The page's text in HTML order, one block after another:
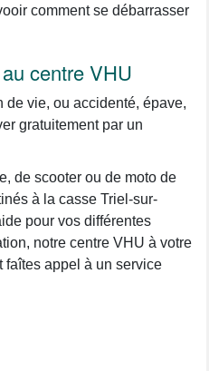
comment se débarrasser
centre VHU
de vie, ou accidenté, épave,
gratuitement par un
de scooter ou de moto de
à la casse Triel-sur-
pour vos différentes
notre centre VHU à votre
appel à un service